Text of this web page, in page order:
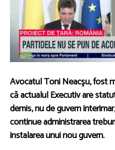
Avocatul Toni Neacşu, fost
că actualul Executiv are
demis, nu de guvern
continue administrarea
instalarea unui nou guvern.